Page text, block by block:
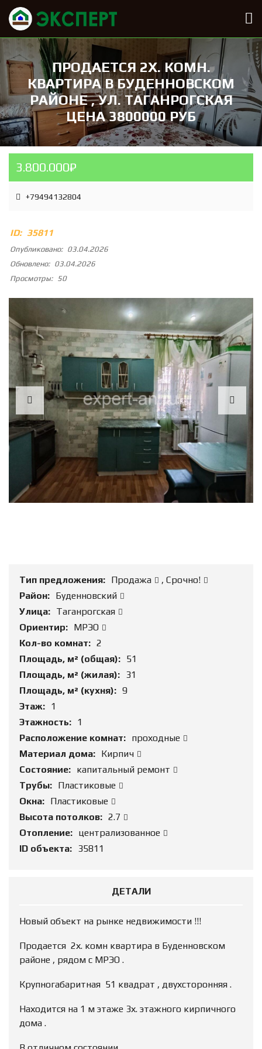
ПРОДАЕТСЯ 2Х. КОМН.
КВАРТИРА В БУДЕННОВСКОМ
РАЙОНЕ , УЛ. ТАГАНРОГСКАЯ
ЦЕНА 3800000 РУБ
3.800.000₽
+79494132804
ID: 35811
Опубликовано: 03.04.2026
Обновлено: 03.04.2026
Просмотры: 50
Тип предложения: Продажа , Срочно!
Район: Буденновский
Улица: Таганрогская
Ориентир: МРЭО
Кол-во комнат: 2
Площадь, м² (общая): 51
Площадь, м² (жилая): 31
Площадь, м² (кухня): 9
Этаж: 1
Этажность: 1
Расположение комнат: проходные
Материал дома: Кирпич
Состояние: капитальный ремонт
Трубы: Пластиковые
Окна: Пластиковые
Высота потолков: 2.7
Отопление: централизованное
ID объекта: 35811
ДЕТАЛИ
Новый объект на рынке недвижимости !!!
Продается 2х. комн квартира в Буденновском
районе , рядом с МРЭО .
Крупногабаритная 51 квадрат , двухсторонняя .
Находится на 1 м этаже 3х. этажного кирпичного
дома .